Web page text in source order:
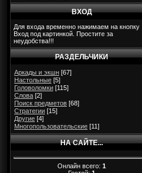
ВХОД
Для входа временно нажимаем на кнопку
Вход под картинкой. Простите за
неудобства!!!
РАЗДЕЛЬЧИКИ
Аркады и экшн [67]
Настольные [5]
Головоломки [115]
Слова [2]
Поиск предметов [68]
Стратегии [15]
Другие [4]
Многопользовательские [11]
НА САЙТЕ...
Онлайн всего: 1